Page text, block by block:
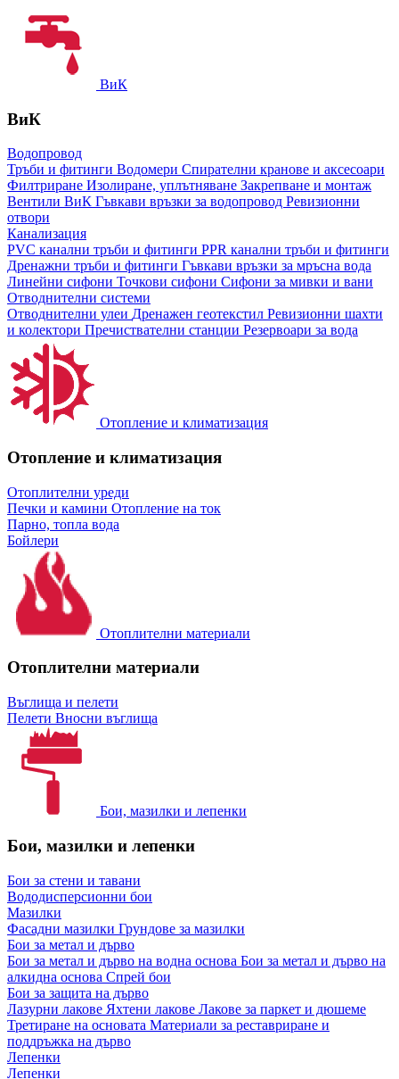
ВиК
ВиК
Водопровод
Тръби и фитинги Водомери Спирателни кранове и аксесоари
Филтриране Изолиране, уплътняване Закрепване и монтаж
Вентили ВиК Гъвкави връзки за водопровод Ревизионни
отвори
Канализация
PVC канални тръби и фитинги PPR канални тръби и фитинги
Дренажни тръби и фитинги Гъвкави връзки за мръсна вода
Линейни сифони Точкови сифони Сифони за мивки и вани
Отводнителни системи
Отводнителни улеи Дренажен геотекстил Ревизионни шахти
и колектори Пречиствателни станции Резервоари за вода
Отопление и климатизация
Отопление и климатизация
Отоплителни уреди
Печки и камини Отопление на ток
Парно, топла вода
Бойлери
Отоплителни материали
Отоплителни материали
Въглища и пелети
Пелети Вносни въглища
Бои, мазилки и лепенки
Бои, мазилки и лепенки
Бои за стени и тавани
Вододисперсионни бои
Мазилки
Фасадни мазилки Грундове за мазилки
Бои за метал и дърво
Бои за метал и дърво на водна основа Бои за метал и дърво на
алкидна основа Спрей бои
Бои за защита на дърво
Лазурни лакове Яхтени лакове Лакове за паркет и дюшеме
Третиране на основата Материали за реставриране и
поддръжка на дърво
Лепенки
Лепенки